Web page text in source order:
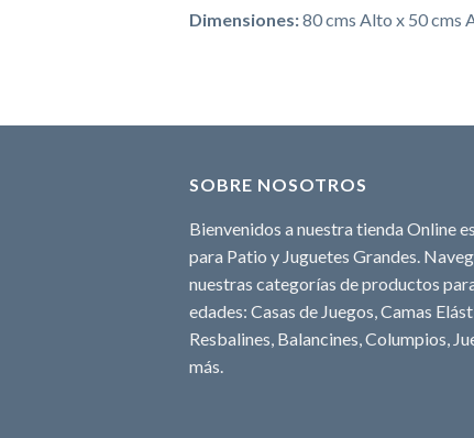
Dimensiones:80 cms Alto x 50 cms
SOBRE NOSOTROS
Bienvenidos a nuestra tienda Online
para Patio y Juguetes Grandes.
nuestras categorías de productos
edades: Casas de Juegos, Camas
Resbalines, Balancines, Columpios,
más.